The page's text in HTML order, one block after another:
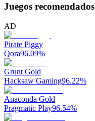
Juegos recomendados
AD
Pirate Piggy
Qora96.09%
Grunt Gold
Hacksaw Gaming96.22%
Anaconda Gold
Pragmatic Play96.54%